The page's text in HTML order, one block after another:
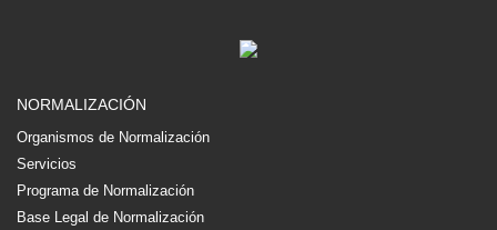
NORMALIZACIÓN
Organismos de Normalización
Servicios
Programa de Normalización
Base Legal de Normalización